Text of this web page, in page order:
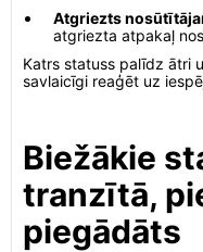
Atgriezts
atgriezta atpakaļ
Katrs statuss palīdz ātri
savlaicīgi reaģēt uz
Biežākie
tranzītā,
piegādāts